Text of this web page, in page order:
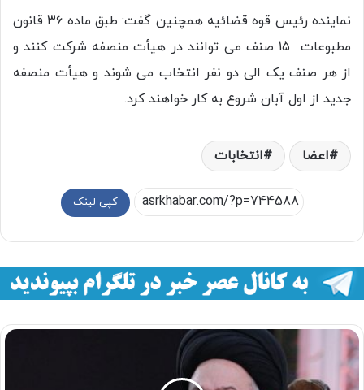
نماینده رئیس قوه قضائیه همچنین گفت: طبق ماده ۳۶ قانون
مطبوعات ۱۵ صنف می توانند در هیأت منصفه شرکت کنند و
از هر صنف یک الی دو نفر انتخاب می شوند و هیأت منصفه
جدید از اول آبان شروع به کار خواهند کرد.
اعضا انتخابات
کپی لینک